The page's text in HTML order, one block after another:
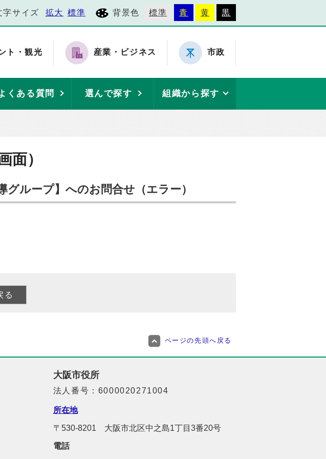
字サイズ 拡大 標準 背景色 標準 青 黄 黒
ト・観光 産業・ビジネス 市政
くある質問 選んで探す 組織から探す
面）
グループ】へのお問合せ（エラー）
ページの先頭へ戻る
大阪市役所
法人番号：6000020271004
所在地
〒530-8201 大阪市北区中之島1丁目3番20号
電話